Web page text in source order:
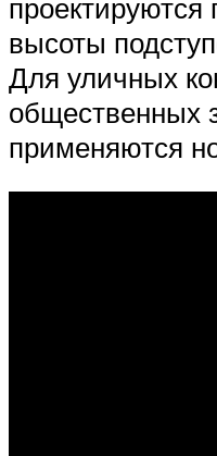
проектируются
высоты
Для уличных
общественных
применяются